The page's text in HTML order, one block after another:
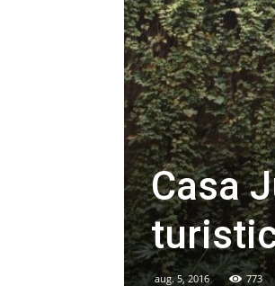
Casa
aug. 5, 2016 773